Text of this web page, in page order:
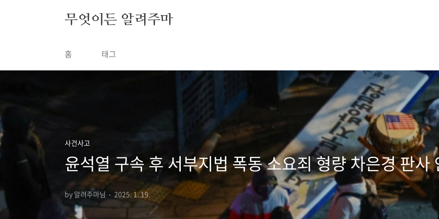
무엇이든 알려주마
홈 태그
사건사고
윤석열 구속 후 서부지법 폭동 소요죄 형량 차은경 판사
by 알려주마님 2025. 1. 19.